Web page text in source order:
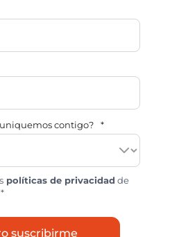
contigo? *
políticas de privacidad de
*